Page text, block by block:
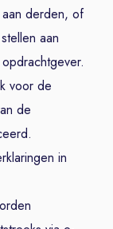
derden, of
aan
voor de
de
in